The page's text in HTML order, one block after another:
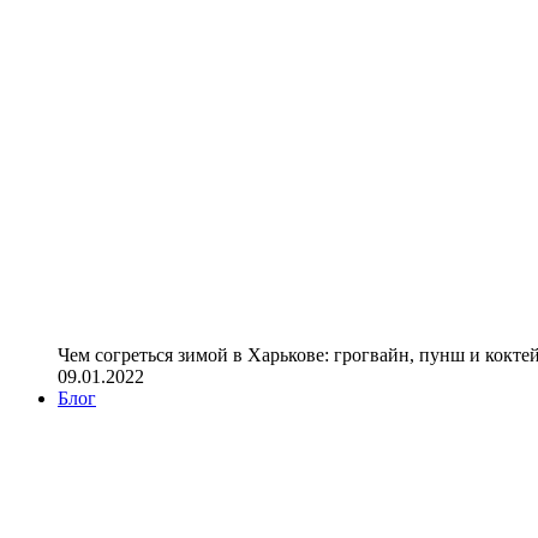
Чем согреться зимой в Харькове: грогвайн, пунш и
09.01.2022
Блог